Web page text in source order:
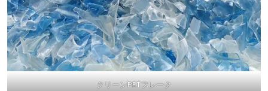
クリーンPETフレーク